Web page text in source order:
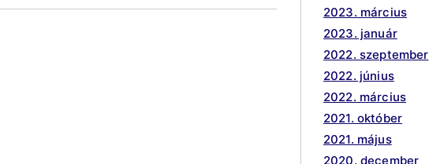
2023. március
2023. január
2022. szeptember
2022. június
2022. március
2021. október
2021. május
2020. december